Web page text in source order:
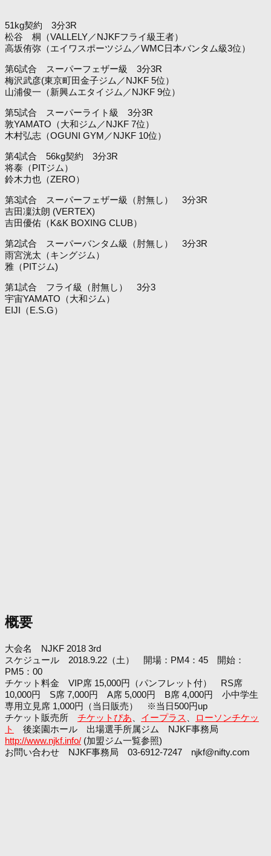
51kg契約 3分3R
松谷 桐（VALLELY／NJKFフライ級王者）
高坂侑弥（エイワスポーツジム／WMC日本バンタム級3位）
第6試合 スーパーフェザー級 3分3R
梅沢武彦(東京町田金子ジム／NJKF 5位）
山浦俊一（新興ムエタイジム／NJKF 9位）
第5試合 スーパーライト級 3分3R
敦YAMATO（大和ジム／NJKF 7位）
木村弘志（OGUNI GYM／NJKF 10位）
第4試合 56kg契約 3分3R
将泰（PITジム）
鈴木力也（ZERO）
第3試合 スーパーフェザー級（肘無し） 3分3R
吉田凜汰朗 (VERTEX)
吉田優佑（K&K BOXING CLUB）
第2試合 スーパーバンタム級（肘無し） 3分3R
雨宮洸太（キングジム）
雅（PITジム)
第1試合 フライ級（肘無し） 3分3
宇宙YAMATO（大和ジム）
EIJI（E.S.G）
概要
大会名 NJKF 2018 3rd
スケジュール 2018.9.22（土） 開場：PM4：45 開始：
PM5：00
チケット料金 VIP席 15,000円（パンフレット付） RS席
10,000円 S席 7,000円 A席 5,000円 B席 4,000円 小中学生
専用立見席 1,000円（当日販売） ※当日500円up
チケット販売所 チケットぴあ イープラス
ローソンチケッ
ト
後楽園ホール 出場選手所属ジム NJKF事務局
http://www.njkf.info/ (加盟ジム一覧参照)
お問い合わせ NJKF事務局 03-6912-7247 njkf@nifty.com